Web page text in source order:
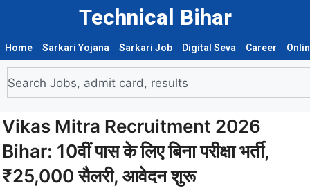
Technical Bihar
Home Sarkari Yojana Sarkari Job Digital Seva Career
Vikas Mitra Recruitment 2026
Bihar: 10वीं पास के लिए बिना परीक्षा भर्ती,
₹25,000 सैलरी, आवेदन शुरू